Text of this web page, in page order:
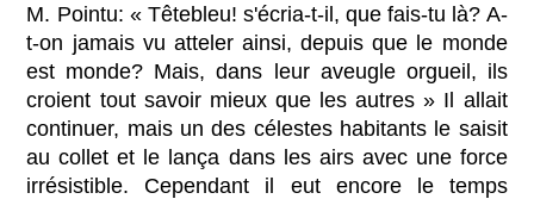
M. Pointu: « Têtebleu! s'écria-t-il, que fais-tu là? A-
t-on jamais vu atteler ainsi, depuis que le monde
est monde? Mais, dans leur aveugle orgueil, ils
croient tout savoir mieux que les autres » Il allait
continuer, mais un des célestes habitants le saisit
au collet et le lança dans les airs avec une force
irrésistible. Cependant il eut encore le temps